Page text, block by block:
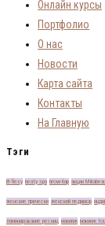
Онлайн курсы
Портфолио
О нас
Новости
Карта сайта
Контакты
На Главную
Тэги
B-flexу beaty spa brow-бар акции
женские прически женский педикюр
ламинирование ресниц макияж макияж